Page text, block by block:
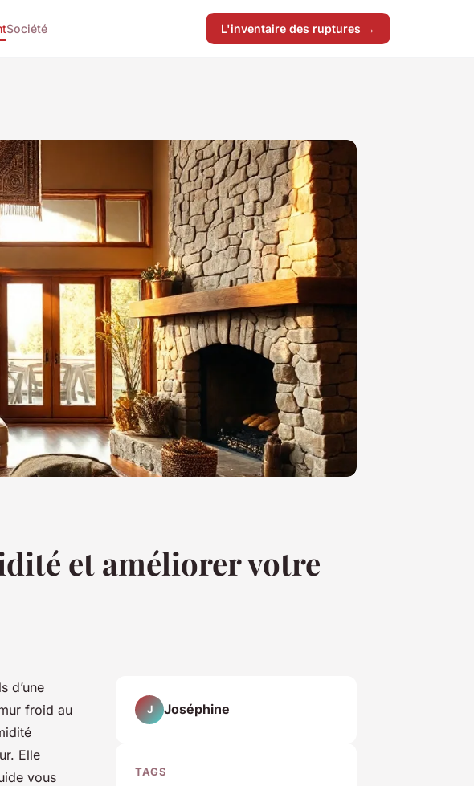
Société L'inventaire des ruptures →
et améliorer votre
d’une
froid au
Elle
vous
J Joséphine
TAGS